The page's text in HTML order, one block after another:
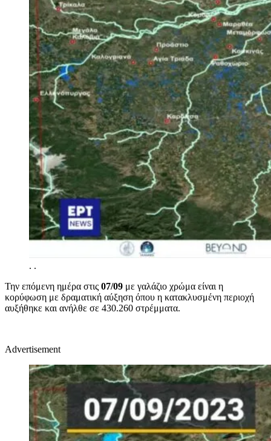
. .
Την επόμενη ημέρα στις 07/09 με γαλάζιο χρώμα είναι η
κορύφωση με δραματική αύξηση όπου η κατακλυσμένη περιοχή
αυξήθηκε και ανήλθε σε 430.260 στρέμματα.
Advertisement